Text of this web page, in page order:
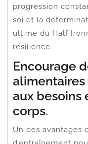
progression
soi et la
ultime du Half
résilience.
Encourage
alimentaires
aux besoins
corps.
Un des avantages